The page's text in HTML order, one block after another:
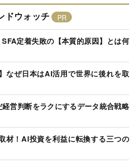
ドウォッチ
定着失敗の【本質的原因】とは何
なぜ日本はAI活用で世界に後れを取
営判断をラクにするデータ統合戦略
材！AI投資を利益に転換する三つの